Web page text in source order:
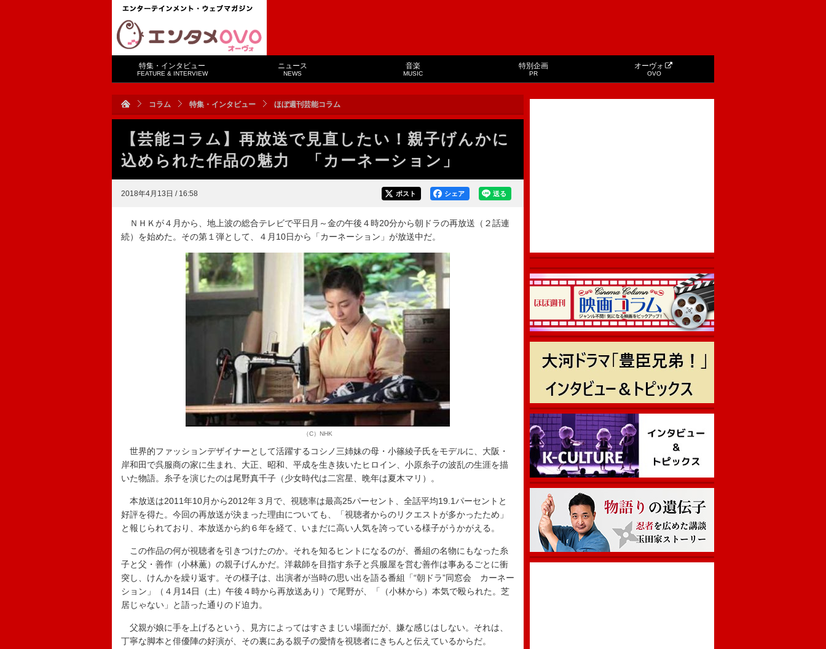
特集・インタビュー
FEATURE & INTERVIEW
ニュース
NEWS
音楽
MUSIC
特別企画
PR
オーヴォ
OVO
コラム 特集・インタビュー ほぼ週刊芸能コラム
【芸能コラム】再放送で見直したい！親子げんかに
込められた作品の魅力 「カーネーション」
2018年4月13日 / 16:58 送る
シェア
ポスト
ＮＨＫが４月から、地上波の総合テレビで平日月～金の午後４時20分から朝ドラの再放送（２話連
続）を始めた。その第１弾として、４月10日から「カーネーション」が放送中だ。
（C）NHK
世界的ファッションデザイナーとして活躍するコシノ三姉妹の母・小篠綾子氏をモデルに、大阪・
岸和田で呉服商の家に生まれ、大正、昭和、平成を生き抜いたヒロイン、小原糸子の波乱の生涯を描
いた物語。糸子を演じたのは尾野真千子（少女時代は二宮星、晩年は夏木マリ）。
本放送は2011年10月から2012年３月で、視聴率は最高25パーセント、全話平均19.1パーセントと
好評を得た。今回の再放送が決まった理由についても、「視聴者からのリクエストが多かったため」
と報じられており、本放送から約６年を経て、いまだに高い人気を誇っている様子がうかがえる。
この作品の何が視聴者を引きつけたのか。それを知るヒントになるのが、番組の名物にもなった糸
子と父・善作（小林薫）の親子げんかだ。洋裁師を目指す糸子と呉服屋を営む善作は事あるごとに衝
突し、けんかを繰り返す。その様子は、出演者が当時の思い出を語る番組「“朝ドラ”同窓会 カーネー
ション」（４月14日（土）午後４時から再放送あり）で尾野が、「（小林から）本気で殴られた。芝
居じゃない」と語った通りのド迫力。
父親が娘に手を上げるという、見方によってはすさまじい場面だが、嫌な感じはしない。それは、
丁寧な脚本と俳優陣の好演が、その裏にある親子の愛情を視聴者にきちんと伝えているからだ。